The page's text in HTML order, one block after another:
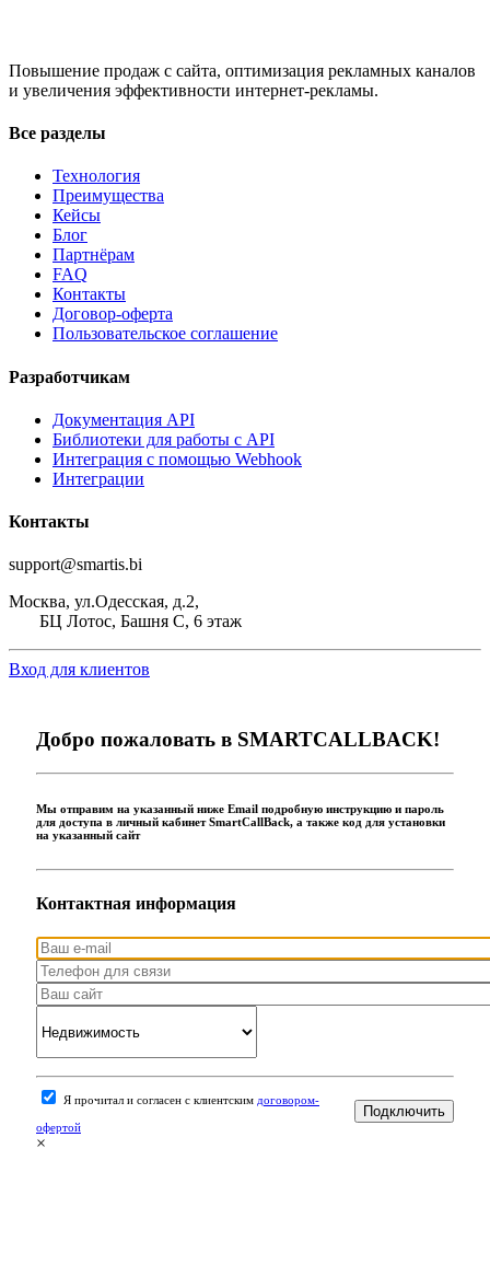
Повышение продаж с сайта, оптимизация рекламных каналов
и увеличения эффективности интернет-рекламы.
Все разделы
Технология
Преимущества
Кейсы
Блог
Партнёрам
FAQ
Контакты
Договор-оферта
Пользовательское соглашение
Разработчикам
Документация API
Библиотеки для работы с API
Интеграция с помощью Webhook
Интеграции
Контакты
support@smartis.bi
Москва, ул.Одесская, д.2,
БЦ Лотос, Башня С, 6 этаж
Вход для клиентов
Добро пожаловать в SMARTCALLBACK!
Мы отправим на указанный ниже Email подробную инструкцию и пароль
для доступа в личный кабинет SmartCallBack, а также код для установки
на указанный сайт
Контактная информация
Я прочитал и согласен с клиентским договором-
офертой
×